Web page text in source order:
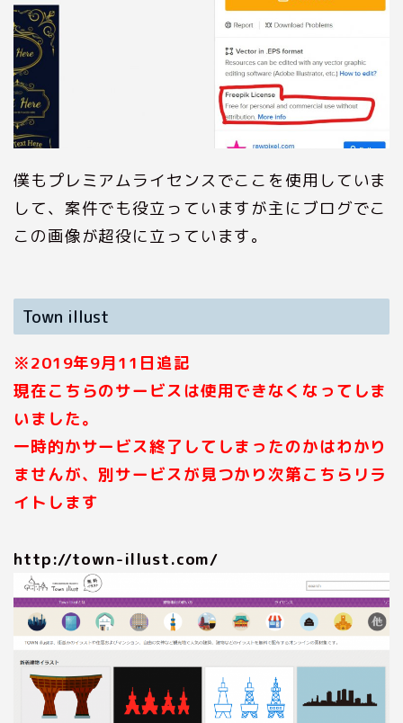
僕もプレミアムライセンスでここを使用していま
して、案件でも役立っていますが主にブログでこ
この画像が超役に立っています。
Town illust
※2019年9月11日追記
現在こちらのサービスは使用できなくなってしま
いました。
一時的かサービス終了してしまったのかはわかり
ませんが、別サービスが見つかり次第こちらリラ
イトします
http://town-illust.com/